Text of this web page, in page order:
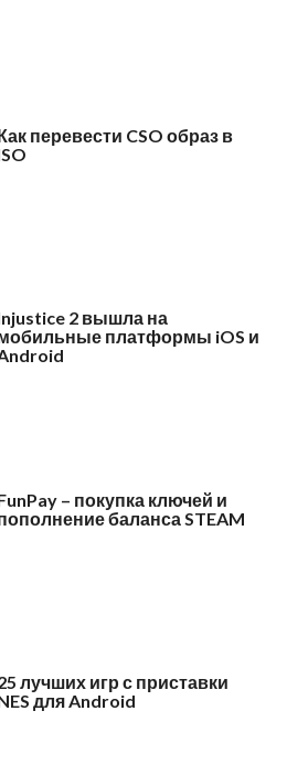
перевести CSO образ в
2 вышла на
платформы iOS и
– покупка ключей и
баланса STEAM
лучших игр с приставки
для Android